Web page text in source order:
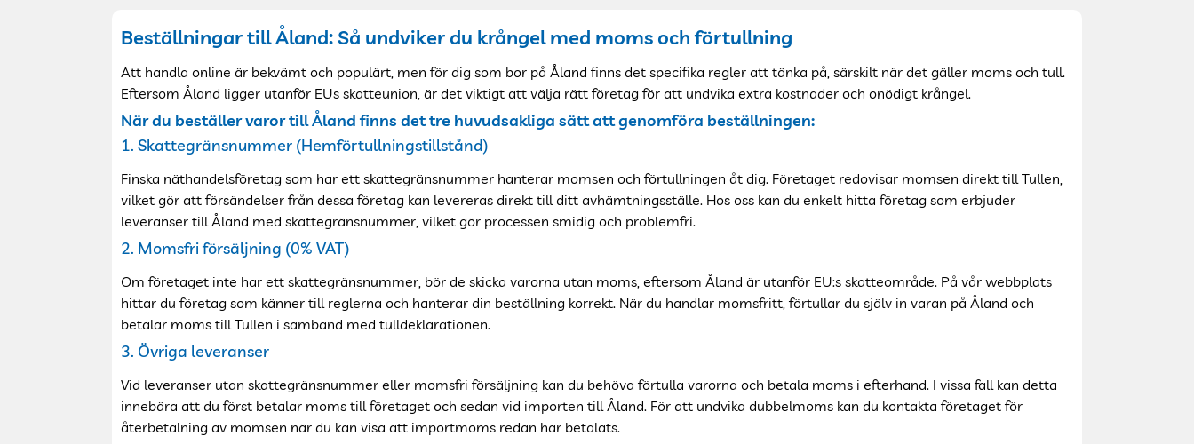
Beställningar till Åland: Så undviker du krångel med moms och förtullning
Att handla online är bekvämt och populärt, men för dig som bor på Åland finns det specifika regler att tänka på, särskilt när det gäller moms och tull.
Eftersom Åland ligger utanför EUs skatteunion, är det viktigt att välja rätt företag för att undvika extra kostnader och onödigt krångel.
När du beställer varor till Åland finns det tre huvudsakliga sätt att genomföra beställningen:
1. Skattegränsnummer (Hemförtullningstillstånd)
Finska näthandelsföretag som har ett skattegränsnummer hanterar momsen och förtullningen åt dig. Företaget redovisar momsen direkt till Tullen,
vilket gör att försändelser från dessa företag kan levereras direkt till ditt avhämtningsställe. Hos oss kan du enkelt hitta företag som erbjuder
leveranser till Åland med skattegränsnummer, vilket gör processen smidig och problemfri.
2. Momsfri försäljning (0% VAT)
Om företaget inte har ett skattegränsnummer, bör de skicka varorna utan moms, eftersom Åland är utanför EU:s skatteområde. På vår webbplats
hittar du företag som känner till reglerna och hanterar din beställning korrekt. När du handlar momsfritt, förtullar du själv in varan på Åland och
betalar moms till Tullen i samband med tulldeklarationen.
3. Övriga leveranser
Vid leveranser utan skattegränsnummer eller momsfri försäljning kan du behöva förtulla varorna och betala moms i efterhand. I vissa fall kan detta
innebära att du först betalar moms till företaget och sedan vid importen till Åland. För att undvika dubbelmoms kan du kontakta företaget för
återbetalning av momsen när du kan visa att importmoms redan har betalats.